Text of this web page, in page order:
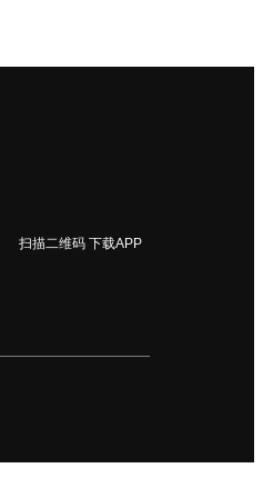
扫描二维码 下载APP